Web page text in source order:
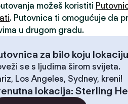
možeš koristiti
. Putovnica ti omogućuje da
u drugom gradu.
za bilo koju lokaciju
se s ljudima širom svijeta.
Los Angeles, Sydney, kreni!
lokacija: Sterling